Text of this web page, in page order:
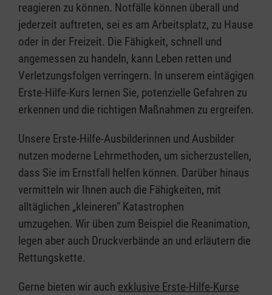
reagieren zu können. Notfälle können überall und
jederzeit auftreten, sei es am Arbeitsplatz, zu Hause
oder in der Freizeit. Die Fähigkeit, schnell und
angemessen zu handeln, kann Leben retten und
Verletzungsfolgen verringern. In unserem eintägigen
Erste-Hilfe-Kurs lernen Sie, potenzielle Gefahren zu
erkennen und die richtigen Maßnahmen zu ergreifen.
Unsere Erste-Hilfe-Ausbilderinnen und Ausbilder
nutzen moderne Lehrmethoden, um sicherzustellen,
dass Sie im Ernstfall helfen können. Darüber hinaus
vermitteln wir Ihnen auch die Fähigkeiten, mit
alltäglichen „kleineren” Katastrophen
umzugehen. Wir üben zum Beispiel die Reanimation,
legen aber auch Druckverbände an und erläutern die
Rettungskette.
Gerne bieten wir auch exklusive Erste-Hilfe-Kurse